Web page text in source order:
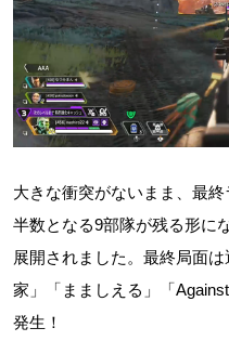
大きな衝突がないまま、最
半数となる9部隊が残る形に
展開されました。最終局面
家」「まましえる」「
発生！